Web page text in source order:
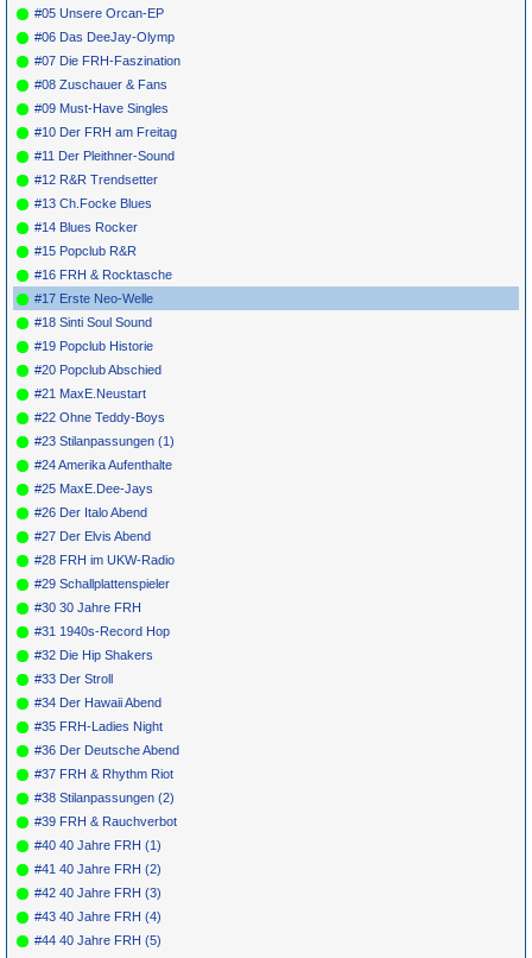
#05 Unsere Orcan-EP
#06 Das DeeJay-Olymp
#07 Die FRH-Faszination
#08 Zuschauer & Fans
#09 Must-Have Singles
#10 Der FRH am Freitag
#11 Der Pleithner-Sound
#12 R&R Trendsetter
#13 Ch.Focke Blues
#14 Blues Rocker
#15 Popclub R&R
#16 FRH & Rocktasche
#17 Erste Neo-Welle
#18 Sinti Soul Sound
#19 Popclub Historie
#20 Popclub Abschied
#21 MaxE.Neustart
#22 Ohne Teddy-Boys
#23 Stilanpassungen (1)
#24 Amerika Aufenthalte
#25 MaxE.Dee-Jays
#26 Der Italo Abend
#27 Der Elvis Abend
#28 FRH im UKW-Radio
#29 Schallplattenspieler
#30 30 Jahre FRH
#31 1940s-Record Hop
#32 Die Hip Shakers
#33 Der Stroll
#34 Der Hawaii Abend
#35 FRH-Ladies Night
#36 Der Deutsche Abend
#37 FRH & Rhythm Riot
#38 Stilanpassungen (2)
#39 FRH & Rauchverbot
#40 40 Jahre FRH (1)
#41 40 Jahre FRH (2)
#42 40 Jahre FRH (3)
#43 40 Jahre FRH (4)
#44 40 Jahre FRH (5)